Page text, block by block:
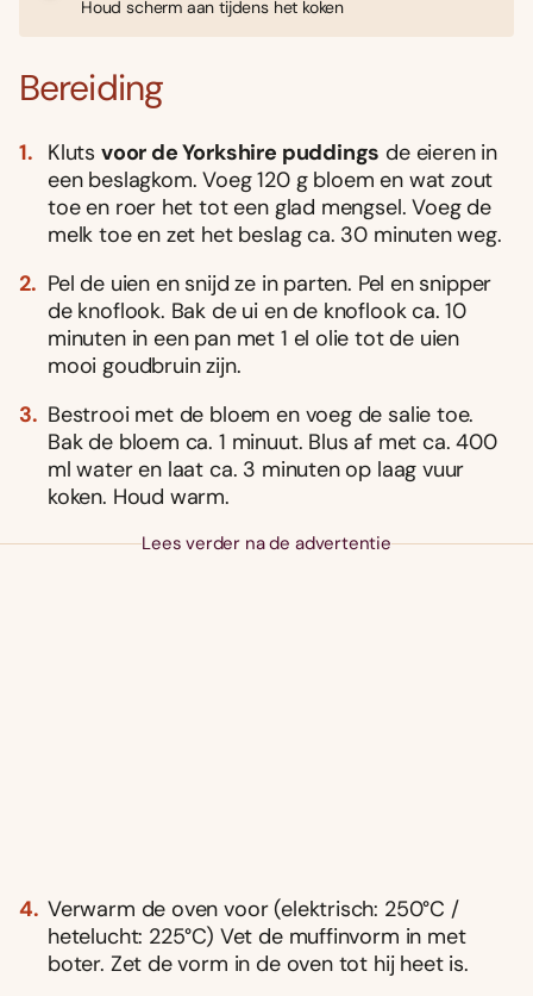
Houd scherm aan tijdens het koken
Bereiding
Kluts voor de Yorkshire puddings de eieren in
een beslagkom. Voeg 120 g bloem en wat zout
toe en roer het tot een glad mengsel. Voeg de
melk toe en zet het beslag ca. 30 minuten weg.
Pel de uien en snijd ze in parten. Pel en snipper
de knoflook. Bak de ui en de knoflook ca. 10
minuten in een pan met 1 el olie tot de uien
mooi goudbruin zijn.
Bestrooi met de bloem en voeg de salie toe.
Bak de bloem ca. 1 minuut. Blus af met ca. 400
ml water en laat ca. 3 minuten op laag vuur
koken. Houd warm.
Lees verder na de advertentie
Verwarm de oven voor (elektrisch: 250°C /
hetelucht: 225°C) Vet de muffinvorm in met
boter. Zet de vorm in de oven tot hij heet is.